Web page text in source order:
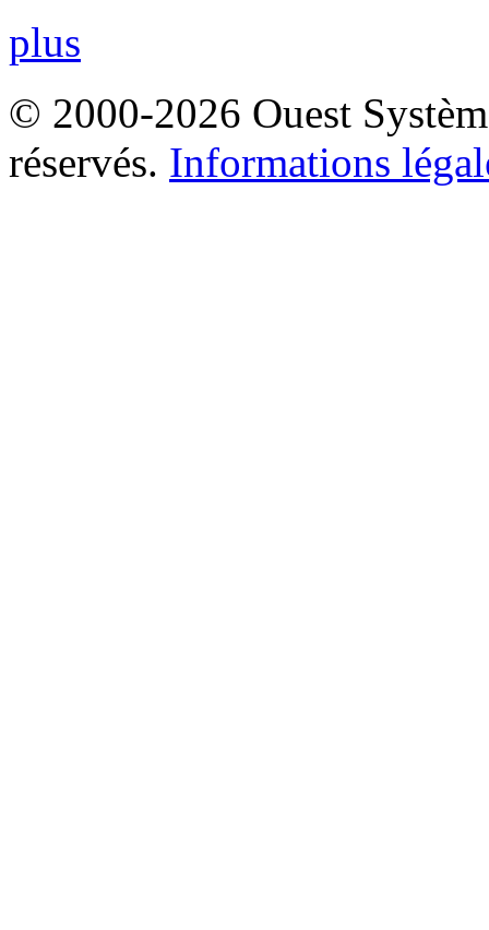
plus
© 2000-2026 Ouest
réservés. Informations